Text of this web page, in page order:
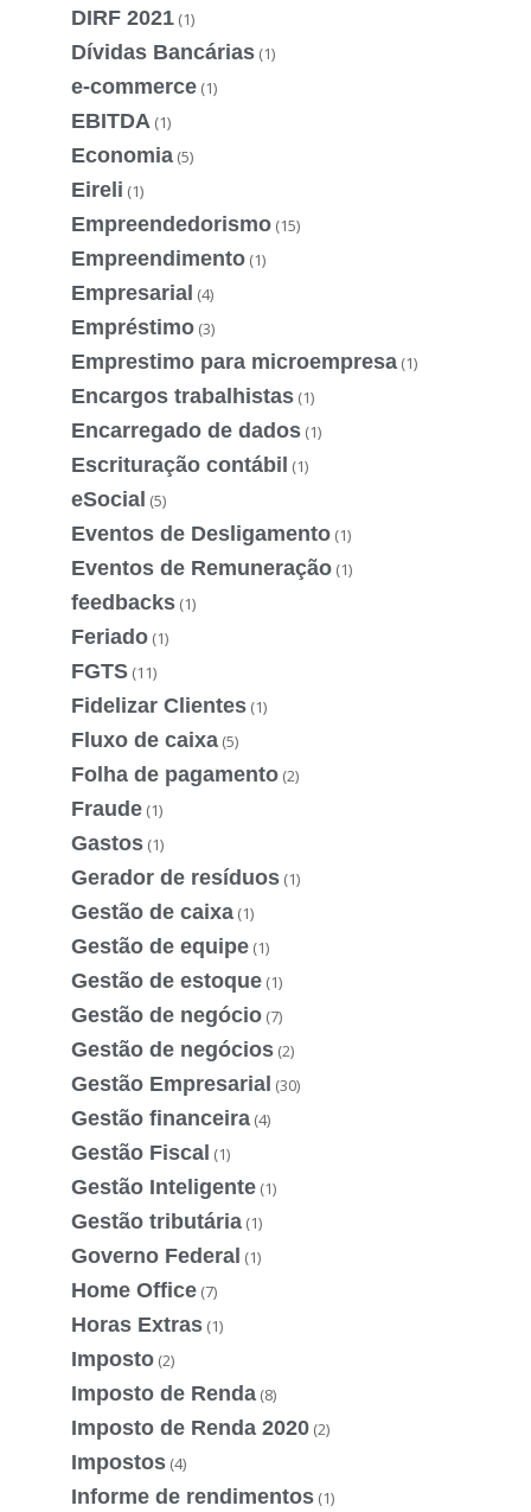
DIRF 2021 (1)
Dívidas Bancárias (1)
e-commerce (1)
EBITDA (1)
Economia (5)
Eireli (1)
Empreendedorismo (15)
Empreendimento (1)
Empresarial (4)
Empréstimo (3)
Emprestimo para microempresa (1)
Encargos trabalhistas (1)
Encarregado de dados (1)
Escrituração contábil (1)
eSocial (5)
Eventos de Desligamento (1)
Eventos de Remuneração (1)
feedbacks (1)
Feriado (1)
FGTS (11)
Fidelizar Clientes (1)
Fluxo de caixa (5)
Folha de pagamento (2)
Fraude (1)
Gastos (1)
Gerador de resíduos (1)
Gestão de caixa (1)
Gestão de equipe (1)
Gestão de estoque (1)
Gestão de negócio (7)
Gestão de negócios (2)
Gestão Empresarial (30)
Gestão financeira (4)
Gestão Fiscal (1)
Gestão Inteligente (1)
Gestão tributária (1)
Governo Federal (1)
Home Office (7)
Horas Extras (1)
Imposto (2)
Imposto de Renda (8)
Imposto de Renda 2020 (2)
Impostos (4)
Informe de rendimentos (1)